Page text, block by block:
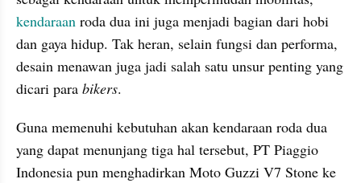
kendaraan roda dua ini juga menjadi bagian dari hobi
dan gaya hidup. Tak heran, selain fungsi dan performa,
desain menawan juga jadi salah satu unsur penting yang
dicari para bikers.
Guna memenuhi kebutuhan akan kendaraan roda dua
yang dapat menunjang tiga hal tersebut, PT Piaggio
Indonesia pun menghadirkan Moto Guzzi V7 Stone ke